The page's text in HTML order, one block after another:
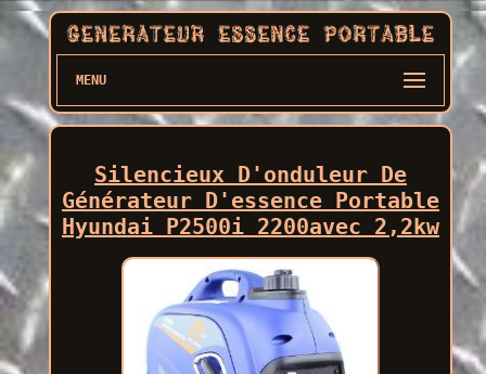
MENU
Silencieux D'onduleur De
Générateur D'essence Portable
Hyundai P2500i 2200avec 2,2kw